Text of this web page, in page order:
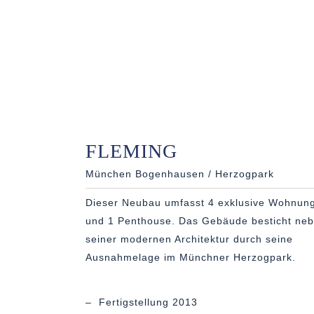
FLEMING
München Bogenhausen / Herzogpark
Dieser Neubau umfasst 4 exklusive
und 1 Penthouse. Das Gebäude besticht
seiner modernen Architektur durch seine
Ausnahmelage im Münchner Herzogpark.
– Fertigstellung 2013